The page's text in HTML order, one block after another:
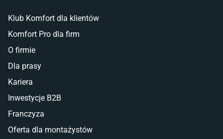
Klub Komfort dla klientów
Komfort Pro dla firm
O firmie
Dla prasy
Kariera
Inwestycje B2B
Franczyza
Oferta dla montażystów